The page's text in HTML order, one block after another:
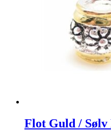
Flot Guld /